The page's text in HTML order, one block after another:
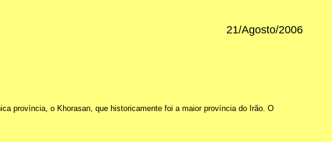
21/Agosto/2006
província, o Khorasan, que historicamente foi a maior província do Irão. O